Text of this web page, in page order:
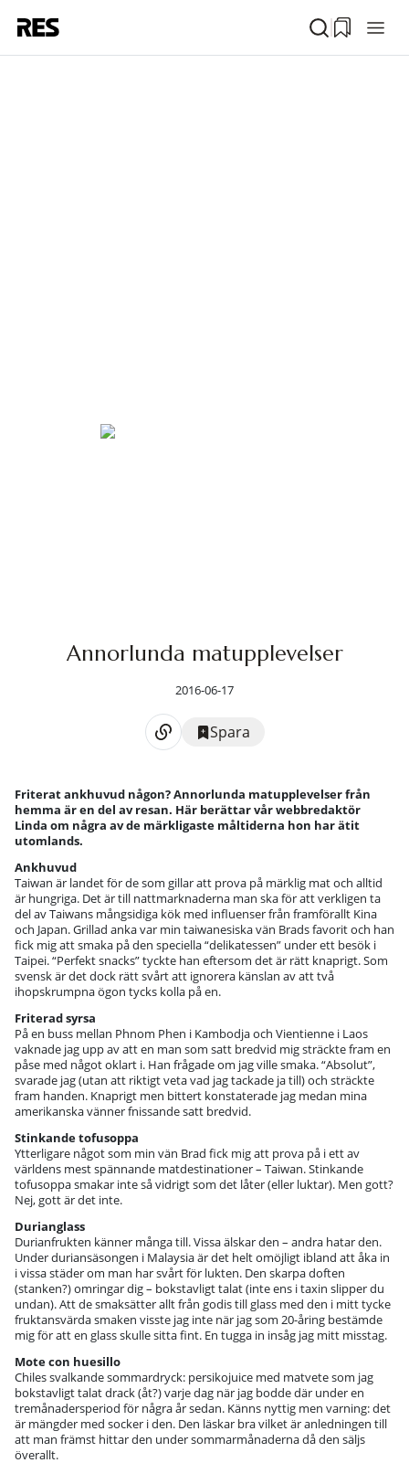
Annorlunda matupplevelser
2016-06-17
Spara
Friterat ankhuvud någon? Annorlunda matupplevelser från
hemma är en del av resan. Här berättar vår webbredaktör
Linda om några av de märkligaste måltiderna hon har ätit
utomlands.
Ankhuvud
Taiwan är landet för de som gillar att prova på märklig mat och alltid
är hungriga. Det är till nattmarknaderna man ska för att verkligen ta
del av Taiwans mångsidiga kök med influenser från framförallt Kina
och Japan. Grillad anka var min taiwanesiska vän Brads favorit och han
fick mig att smaka på den speciella “delikatessen” under ett besök i
Taipei. “Perfekt snacks” tyckte han eftersom det är rätt knaprigt. Som
svensk är det dock rätt svårt att ignorera känslan av att två
ihopskrumpna ögon tycks kolla på en.
Friterad syrsa
På en buss mellan Phnom Phen i Kambodja och Vientienne i Laos
vaknade jag upp av att en man som satt bredvid mig sträckte fram en
påse med något oklart i. Han frågade om jag ville smaka. “Absolut”,
svarade jag (utan att riktigt veta vad jag tackade ja till) och sträckte
fram handen. Knaprigt men bittert konstaterade jag medan mina
amerikanska vänner fnissande satt bredvid.
Stinkande tofusoppa
Ytterligare något som min vän Brad fick mig att prova på i ett av
världens mest spännande matdestinationer – Taiwan. Stinkande
tofusoppa smakar inte så vidrigt som det låter (eller luktar). Men gott?
Nej, gott är det inte.
Durianglass
Durianfrukten känner många till. Vissa älskar den – andra hatar den.
Under duriansäsongen i Malaysia är det helt omöjligt ibland att åka in
i vissa städer om man har svårt för lukten. Den skarpa doften
(stanken?) omringar dig – bokstavligt talat (inte ens i taxin slipper du
undan). Att de smaksätter allt från godis till glass med den i mitt tycke
fruktansvärda smaken visste jag inte när jag som 20-åring bestämde
mig för att en glass skulle sitta fint. En tugga in insåg jag mitt misstag.
Mote con huesillo
Chiles svalkande sommardryck: persikojuice med matvete som jag
bokstavligt talat drack (åt?) varje dag när jag bodde där under en
tremånadersperiod för några år sedan. Känns nyttig men varning: det
är mängder med socker i den. Den läskar bra vilket är anledningen till
att man främst hittar den under sommarmånaderna då den säljs
överallt.